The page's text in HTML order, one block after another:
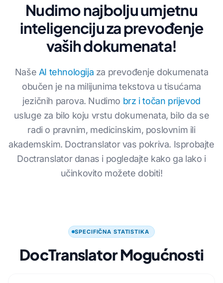
Nudimo najbolju umjetnu
inteligenciju za prevođenje
vaših dokumenata!
Naše AI tehnologija za prevođenje dokumenata
obučen je na milijunima tekstova u tisućama
jezičnih parova. Nudimo brz i točan prijevod
usluge za bilo koju vrstu dokumenata, bilo da se
radi o pravnim, medicinskim, poslovnim ili
akademskim. Doctranslator vas pokriva. Isprobajte
Doctranslator danas i pogledajte kako ga lako i
učinkovito možete dobiti!
SPECIFIČNA STATISTIKA
DocTranslator Mogućnosti